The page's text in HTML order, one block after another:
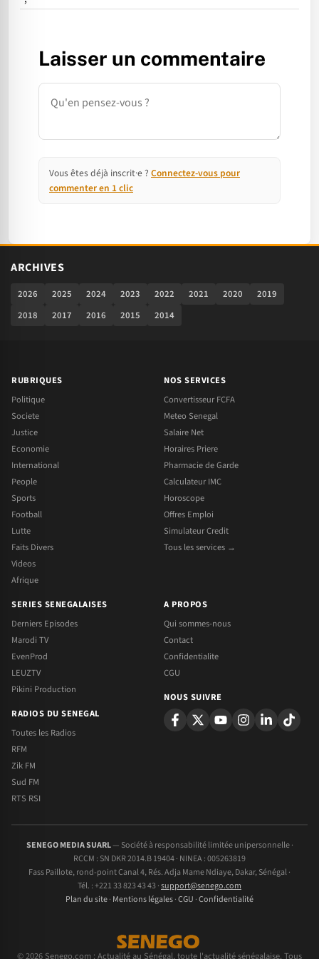
Laisser un commentaire
Commentaire
Vous êtes déjà inscrit·e ? Connectez-vous pour
commenter en 1 clic
ARCHIVES
2026 2025 2024 2023 2022 2021 2020
2019
2018
2017 2016 2015 2014
RUBRIQUES
Politique
Societe
Justice
Economie
International
People
Sports
Football
Lutte
Faits Divers
Videos
Afrique
NOS SERVICES
Convertisseur FCFA
Meteo Senegal
Salaire Net
Horaires Priere
Pharmacie de Garde
Calculateur IMC
Horoscope
Offres Emploi
Simulateur Credit
Tous les services →
SERIES SENEGALAISES
Derniers Episodes
Marodi TV
EvenProd
LEUZTV
Pikini Production
RADIOS DU SENEGAL
Toutes les Radios
RFM
Zik FM
Sud FM
RTS RSI
A PROPOS
Qui sommes-nous
Contact
Confidentialite
CGU
NOUS SUIVRE
SENEGO MEDIA SUARL— Société à responsabilité limitée unipersonnelle ·
RCCM : SN DKR 2014.B 19404 · NINEA : 005263819
Fass Paillote, rond-point Canal 4, Rés. Adja Mame Ndiaye, Dakar, Sénégal ·
Tél. : +221 33 823 43 43 ·support@senego.com
Plan du site· Mentions légales·CGU ·Confidentialité
© 2026 Senego.com : Actualité au Sénégal, toute l'actualité sénégalaise. Tous